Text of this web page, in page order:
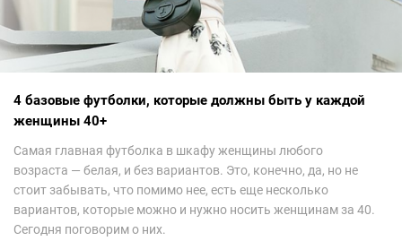
4 базовые футболки, которые должны быть у каждой
женщины 40+
Самая главная футболка в шкафу женщины любого
возраста — белая, и без вариантов. Это, конечно, да, но не
стоит забывать, что помимо нее, есть еще несколько
вариантов, которые можно и нужно носить женщинам за 40.
Сегодня поговорим о них.